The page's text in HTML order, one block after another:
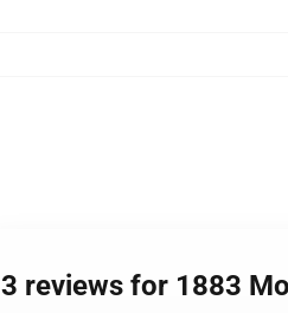
3 reviews for 1883